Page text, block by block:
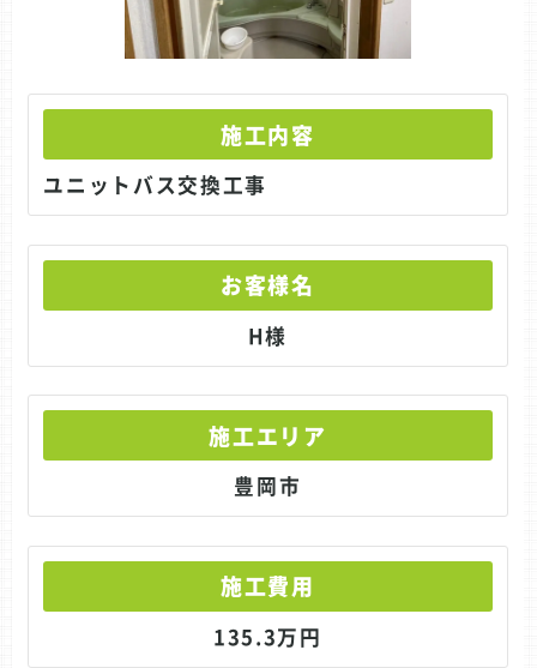
施工内容
ユニットバス交換工事
お客様名
H様
施工エリア
豊岡市
施工費用
135.3万円